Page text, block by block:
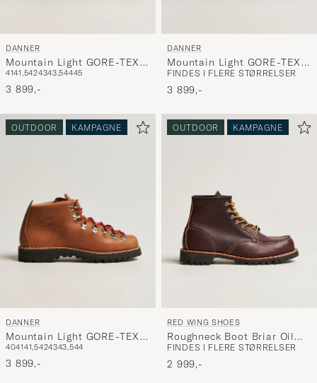
DANNER
Mountain Light GORE-TEX
Boot Brown
4141,5424343,54445
3 899,-
DANNER
Mountain Light GORE-TEX
Boot Black
FINDES I FLERE STØRRELSER
3 899,-
OUTDOOR KAMPAGNE
DANNER
Mountain Light GORE-TEX
Boot Cascade Clovis
404141,5424343,544
3 899,-
OUTDOOR KAMPAGNE
RED WING SHOES
Roughneck Boot Briar Oil
Slick Leather
FINDES I FLERE STØRRELSER
2 999,-